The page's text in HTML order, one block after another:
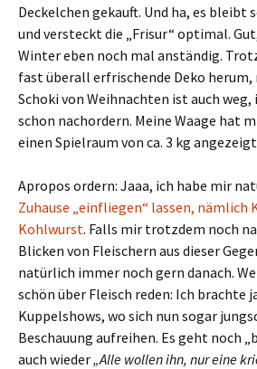
Deckelchen gekauft. Und ha, es bleibt
und versteckt die „Frisur“ optimal.
Winter eben noch mal anständig.
fast überall erfrischende Deko herum,
Schoki von Weihnachten ist auch weg,
schon nachordern. Meine Waage hat
einen Spielraum von ca. 3 kg
Apropos ordern: Jaaa, ich habe mir
Zuhause „einfliegen“ lassen, nämlich
Kohlwurst. Falls mir trotzdem noch
Blicken von Fleischern aus dieser
natürlich immer noch gern danach.
schön über Fleisch reden: Ich brachte
Kuppelshows, wo sich nun sogar
Beschauung aufreihen. Es geht noch
auch wieder„Alle wollen ihn, nur eine